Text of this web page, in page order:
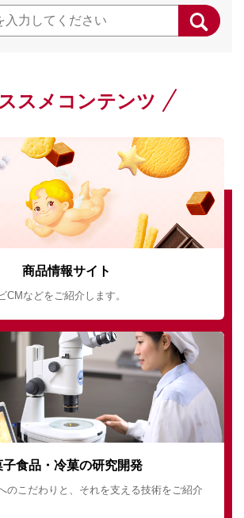
スメコンテンツ
商品情報サイト
CMなどをご紹介します。
子食品・冷菓の研究開発
のこだわりと、それを支える技術をご紹介